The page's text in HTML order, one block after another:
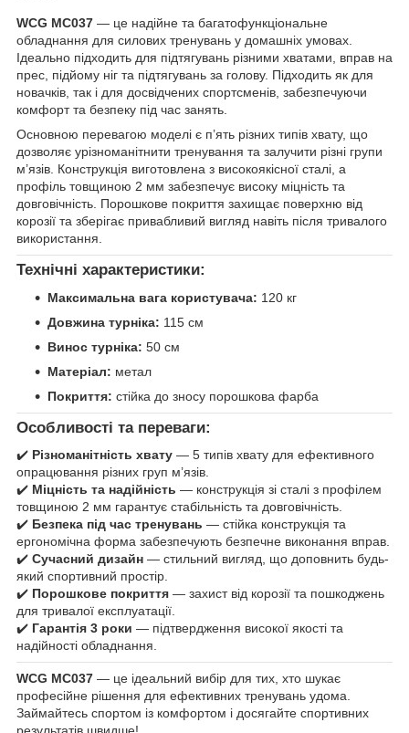
WCG MC037 — це надійне та багатофункціональне
обладнання для силових тренувань у домашніх умовах.
Ідеально підходить для підтягувань різними хватами, вправ на
прес, підйому ніг та підтягувань за голову. Підходить як для
новачків, так і для досвідчених спортсменів, забезпечуючи
комфорт та безпеку під час занять.
Основною перевагою моделі є п’ять різних типів хвату, що
дозволяє урізноманітнити тренування та залучити різні групи
м’язів. Конструкція виготовлена з високоякісної сталі, а
профіль товщиною 2 мм забезпечує високу міцність та
довговічність. Порошкове покриття захищає поверхню від
корозії та зберігає привабливий вигляд навіть після тривалого
використання.
Технічні характеристики:
Максимальна вага користувача: 120 кг
Довжина турніка: 115 см
Винос турніка: 50 см
Матеріал: метал
Покриття: стійка до зносу порошкова фарба
Особливості та переваги:
✔️ Різноманітність хвату — 5 типів хвату для ефективного
опрацювання різних груп м’язів.
✔️ Міцність та надійність — конструкція зі сталі з профілем
товщиною 2 мм гарантує стабільність та довговічність.
✔️ Безпека під час тренувань — стійка конструкція та
ергономічна форма забезпечують безпечне виконання вправ.
✔️ Сучасний дизайн — стильний вигляд, що доповнить будь-
який спортивний простір.
✔️ Порошкове покриття — захист від корозії та пошкоджень
для тривалої експлуатації.
✔️ Гарантія 3 роки — підтвердження високої якості та
надійності обладнання.
WCG MC037 — це ідеальний вибір для тих, хто шукає
професійне рішення для ефективних тренувань удома.
Займайтесь спортом із комфортом і досягайте спортивних